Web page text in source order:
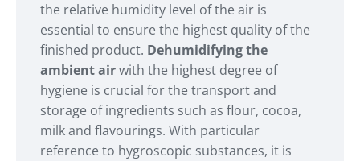
the relative humidity level of the air is
essential to ensure the highest quality of the
finished product. Dehumidifying the
ambient airwith the highest degree of
hygiene is crucial for the transport and
storage of ingredients such as flour, cocoa,
milk and flavourings. With particular
reference to hygroscopic substances, it is